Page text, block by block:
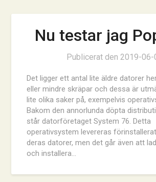
Nu testar jag
Publicerat den 2019-06-
Det ligger ett antal lite äldre datorer
eller mindre skräpar och dessa är
lite olika saker på, exempelvis
Bakom den annorlunda döpta
står datorföretaget System 76. Detta
operativsystem levereras
deras datorer, men det går även att
och installera…